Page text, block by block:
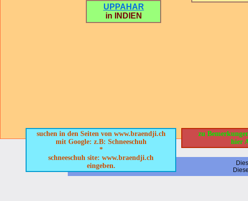
UPPAHAR
in INDIEN
suchen in den Seiten von www.braendji.ch
mit Google: z.B: Schneeschuh
*
schneeschuh site: www.braendji.ch
eingeben.
zu
hier